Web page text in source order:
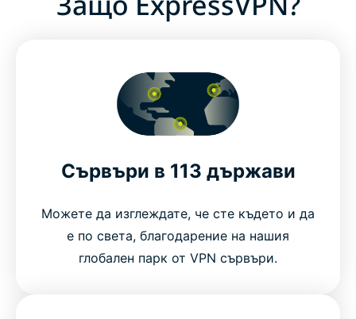
Сървъри в 113 държави
Можете да изглеждате, че сте където и да
е по света, благодарение на нашия
глобален парк от VPN сървъри.